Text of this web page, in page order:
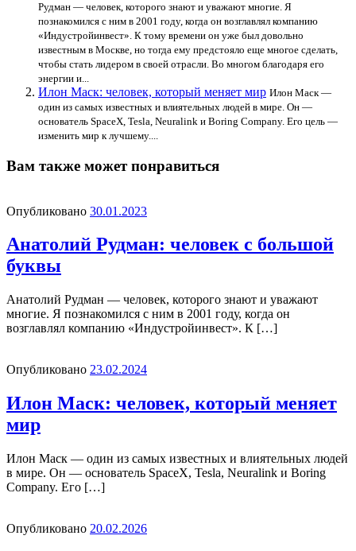
Рудман — человек, которого знают и уважают многие. Я
познакомился с ним в 2001 году, когда он возглавлял компанию
«Индустройинвест». К тому времени он уже был довольно
известным в Москве, но тогда ему предстояло еще многое сделать,
чтобы стать лидером в своей отрасли. Во многом благодаря его
энергии и...
Илон Маск: человек, который меняет мир Илон Маск —
один из самых известных и влиятельных людей в мире. Он —
основатель SpaceX, Tesla, Neuralink и Boring Company. Его цель —
изменить мир к лучшему....
Вам также может понравиться
Опубликовано 30.01.2023
Анатолий Рудман: человек с большой
буквы
Анатолий Рудман — человек, которого знают и уважают
многие. Я познакомился с ним в 2001 году, когда он
возглавлял компанию «Индустройинвест». К […]
Опубликовано 23.02.2024
Илон Маск: человек, который меняет
мир
Илон Маск — один из самых известных и влиятельных людей
в мире. Он — основатель SpaceX, Tesla, Neuralink и Boring
Company. Его […]
Опубликовано 20.02.2026